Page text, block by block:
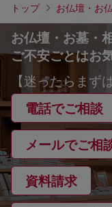
トップ お仏壇・お
お仏壇・お墓・
ご不安ごとはお
【迷ったらまず
電話でご相談
メールでご相
資料請求